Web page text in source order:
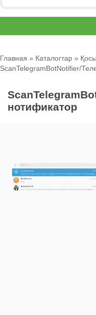
Главная » Каталогтар »
ScanTelegramBotNotifier/
нотификатор